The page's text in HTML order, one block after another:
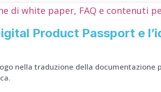
Product Passport e
nella traduzione della documentazione